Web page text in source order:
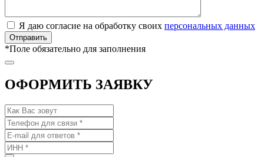
Я даю согласие на обработку своих персональных данных
*Поле обязательно для заполнения
ОФОРМИТЬ ЗАЯВКУ